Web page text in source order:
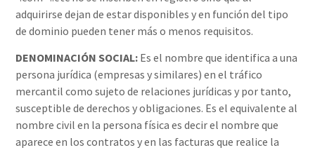
adquirirse dejan de estar disponibles y en función del tipo
de dominio pueden tener más o menos requisitos.
DENOMINACIÓN SOCIAL: Es el nombre que identifica a una
persona jurídica (empresas y similares) en el tráfico
mercantil como sujeto de relaciones jurídicas y por tanto,
susceptible de derechos y obligaciones. Es el equivalente al
nombre civil en la persona física es decir el nombre que
aparece en los contratos y en las facturas que realice la